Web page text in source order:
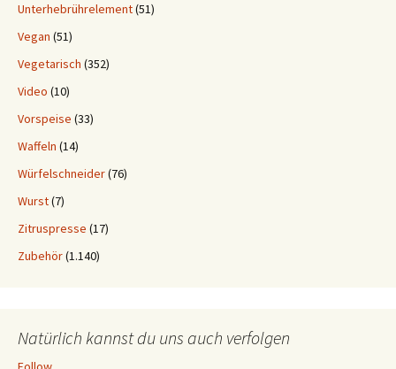
Unterhebrührelement(51)
Vegan (51)
Vegetarisch (352)
Video (10)
Vorspeise (33)
Waffeln (14)
Würfelschneider(76)
Wurst(7)
Zitruspresse (17)
Zubehör(1.140)
Natürlich kannst du uns auch verfolgen